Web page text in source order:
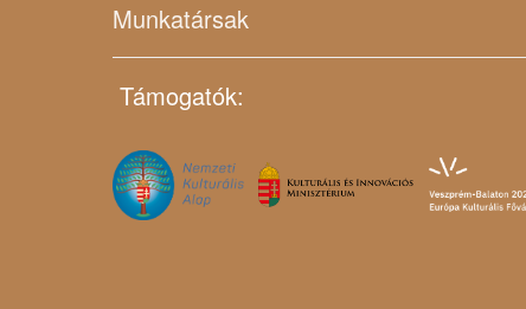
Munkatársak
Támogatók: